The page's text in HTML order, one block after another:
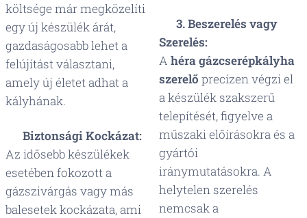
költsége már megközelíti
egy új készülék árát,
gazdaságosabb lehet a
felújítást választani,
amely új életet adhat a
kályhának.
Biztonsági Kockázat:
Az idősebb készülékek
esetében fokozott a
gázszivárgás vagy más
balesetek kockázata, ami
3. Beszerelés vagy
Szerelés:
A héra gázcserépkályha
szerelő precízen végzi el
a készülék szakszerű
telepítését, figyelve a
műszaki előírásokra és a
gyártói
iránymutatásokra. A
helytelen szerelés
nemcsak a